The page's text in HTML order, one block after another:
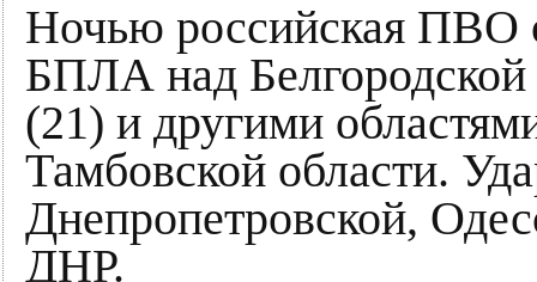
Ночью российская ПВО
БПЛА над
(21) и другими
Тамбовской области.
Днепропетровской,
ДНР.